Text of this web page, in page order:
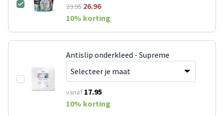
29.9526.96
10% korting
Antislip onderkleed - Supreme
vanaf 17.95
10% korting